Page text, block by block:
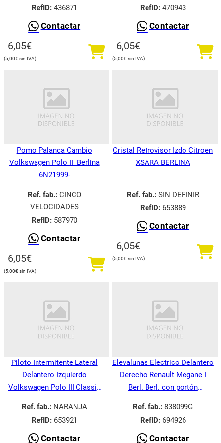
RefID:436871
Contactar
6,05€
5,00€
RefID:470943
Contactar
6,05€
5,00€
Pomo Palanca Cambio
Volkswagen Polo III Berlina
6N21999-
Ref. fab.:CINCO
VELOCIDADES
RefID:587970
Contactar
6,05€
5,00€
Cristal Retrovisor Izdo Citroen
XSARA BERLINA
Ref. fab.:SIN DEFINIR
RefID:653889
Contactar
6,05€
5,00€
Piloto Intermitente Lateral
Delantero Izquierdo
Volkswagen Polo III Classic
Ref. fab.:NARANJA
RefID:653921
Contactar
Elevalunas Electrico Delantero
Derecho Renault Megane I
Berl. Berl. con portón
Ref. fab.: 838099G
RefID:694926
Contactar